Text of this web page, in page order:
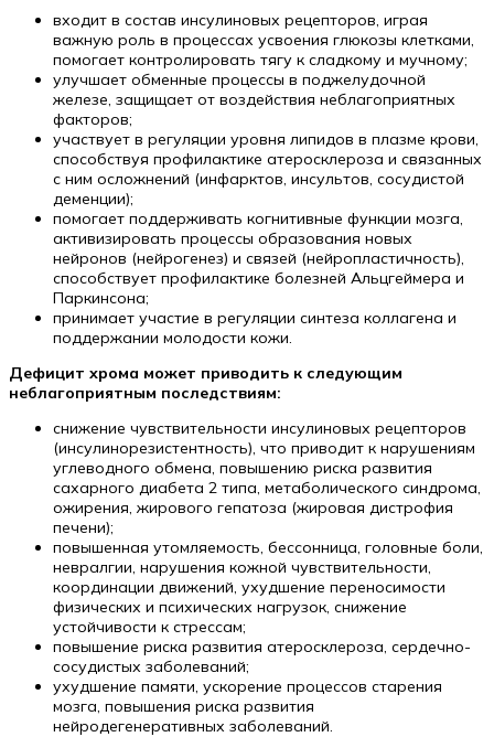
входит в состав инсулиновых рецепторов, играя
важную роль в процессах усвоения глюкозы клетками,
помогает контролировать тягу к сладкому и мучному;
улучшает обменные процессы в поджелудочной
железе, защищает от воздействия неблагоприятных
факторов;
участвует в регуляции уровня липидов в плазме крови,
способствуя профилактике атеросклероза и связанных
с ним осложнений (инфарктов, инсультов, сосудистой
деменции);
помогает поддерживать когнитивные функции мозга,
активизировать процессы образования новых
нейронов (нейрогенез) и связей (нейропластичность),
способствует профилактике болезней Альцгеймера и
Паркинсона;
принимает участие в регуляции синтеза коллагена и
поддержании молодости кожи.
Дефицит хрома может приводить к следующим
неблагоприятным последствиям:
снижение чувствительности инсулиновых рецепторов
(инсулинорезистентность), что приводит к нарушениям
углеводного обмена, повышению риска развития
сахарного диабета 2 типа, метаболического синдрома,
ожирения, жирового гепатоза (жировая дистрофия
печени);
повышенная утомляемость, бессонница, головные боли,
невралгии, нарушения кожной чувствительности,
координации движений, ухудшение переносимости
физических и психических нагрузок, снижение
устойчивости к стрессам;
повышение риска развития атеросклероза, сердечно-
сосудистых заболеваний;
ухудшение памяти, ускорение процессов старения
мозга, повышения риска развития
нейродегенеративных заболеваний.